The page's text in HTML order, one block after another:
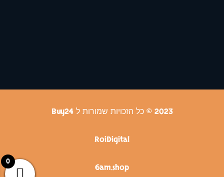
2023 © כל הזכויות שמורות ל Buy24
RoiDigital
6am.shop
0